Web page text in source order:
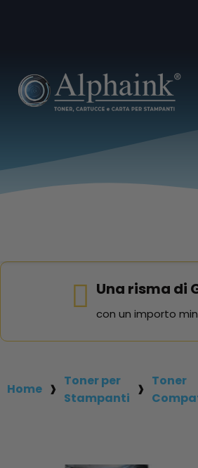
Una risma di
con un importo
Home
Toner per
Stampanti
Toner